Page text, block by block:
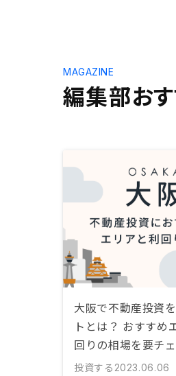
編集部お
MAGAZINE
大阪で不動産投資
トとは？ おすすめ
回りの相場を要チ
投資する 2023.06.06